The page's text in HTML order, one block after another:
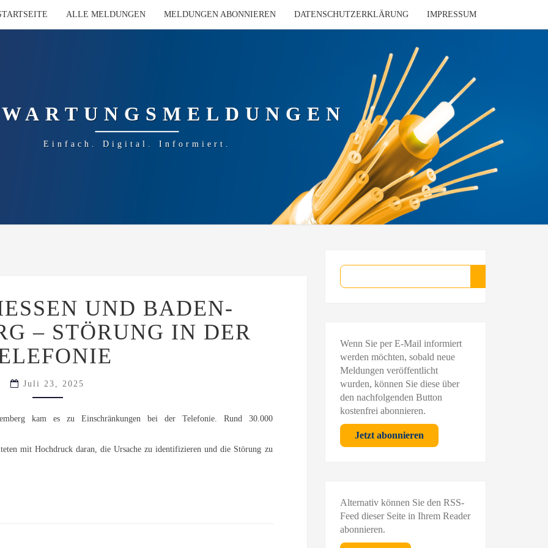
ALLE MELDUNGEN MELDUNGEN ABONNIEREN DATENSCHUTZERKLÄRUNG IMPRESSUM
Einfach. Digital. Informiert.
HESSEN
UND
BADEN-
WÜRTTEMBERG
–
STÖRUNG
DER
TELEFONIE
UND BADEN-
– STÖRUNG IN DER
Juli 23, 2025
kam es zu Einschränkungen bei der Telefonie. Rund 30.000
mit Hochdruck daran, die Ursache zu identifizieren und die Störung zu
Suchen
Wenn Sie per E-Mail informiert
werden möchten, sobald neue
Meldungen veröffentlicht
wurden, können Sie diese über
den nachfolgenden Button
kostenfrei abonnieren.
Jetzt abonnieren
Alternativ können Sie den RSS-
Feed dieser Seite in Ihrem Reader
abonnieren.